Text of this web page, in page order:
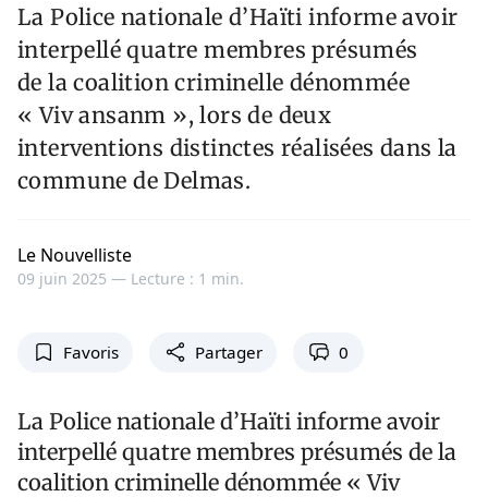
La Police nationale d’Haïti informe avoir
interpellé quatre membres présumés
de la coalition criminelle dénommée
« Viv ansanm », lors de deux
interventions distinctes réalisées dans la
commune de Delmas.
Le Nouvelliste
09 juin 2025 — Lecture : 1 min.
Favoris Partager 0
La Police nationale d’Haïti informe avoir
interpellé quatre membres présumés de la
coalition criminelle dénommée « Viv